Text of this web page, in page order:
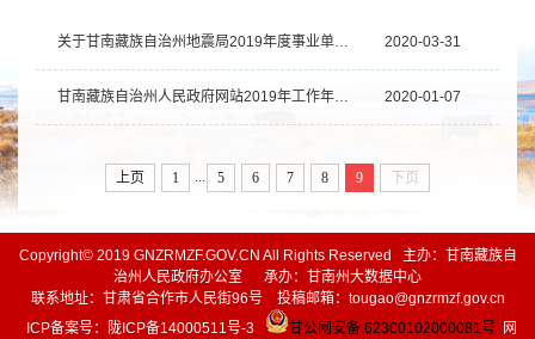
2020-03-31
关于甘南藏族自治州地震局2019年度事业单位法人年度报告书的公示
2020-01-07
甘南藏族自治州人民政府网站2019年工作年度报表
上页 1 ... 5 6 7 8 9 下页
Copyright© 2019 GNZRMZF.GOV.CN All Rights Reserved 主办：甘南藏族自
治州人民政府办公室 承办：甘南州大数据中心
联系地址：甘肃省合作市人民街96号 投稿邮箱：tougao@gnzrmzf.gov.cn
ICP备案号：
陇ICP备14000511号-3 甘公网安备:62300102000081号网